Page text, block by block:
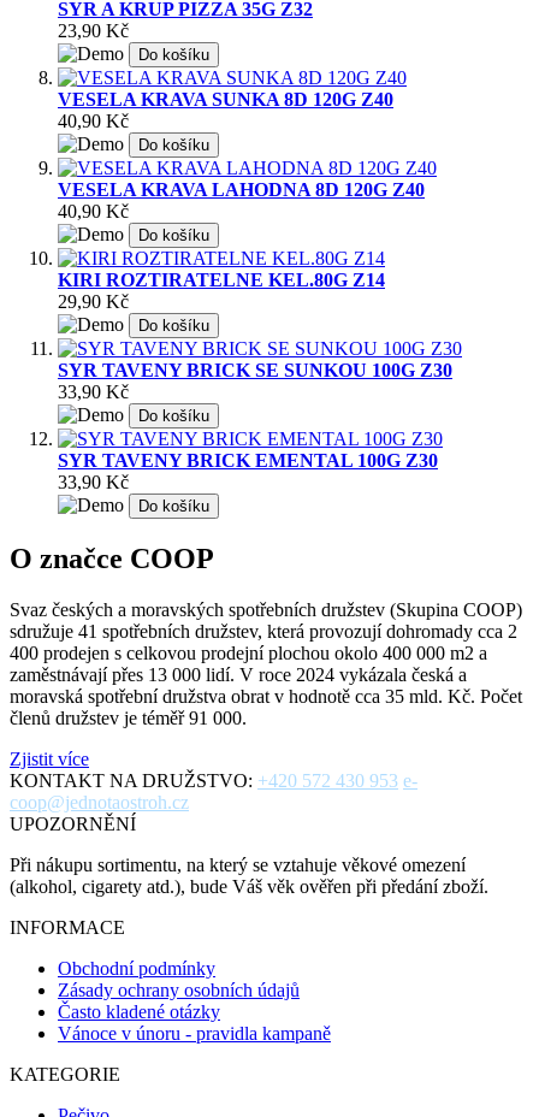
SYR A KRUP PIZZA 35G Z32
23,90 Kč
Do košíku
VESELA KRAVA SUNKA 8D 120G Z40
40,90 Kč
Do košíku
VESELA KRAVA LAHODNA 8D 120G Z40
40,90 Kč
Do košíku
KIRI ROZTIRATELNE KEL.80G Z14
29,90 Kč
Do košíku
SYR TAVENY BRICK SE SUNKOU 100G Z30
33,90 Kč
Do košíku
SYR TAVENY BRICK EMENTAL 100G Z30
33,90 Kč
Do košíku
O značce COOP
Svaz českých a moravských spotřebních družstev (Skupina COOP)
sdružuje 41 spotřebních družstev, která provozují dohromady cca 2
400 prodejen s celkovou prodejní plochou okolo 400 000 m2 a
zaměstnávají přes 13 000 lidí. V roce 2024 vykázala česká a
moravská spotřební družstva obrat v hodnotě cca 35 mld. Kč. Počet
členů družstev je téměř 91 000.
Zjistit více
KONTAKT NA DRUŽSTVO: +420 572 430 953 e-
coop@jednotaostroh.cz
UPOZORNĚNÍ
Při nákupu sortimentu, na který se vztahuje věkové omezení
(alkohol, cigarety atd.), bude Váš věk ověřen při předání zboží.
INFORMACE
Obchodní podmínky
Zásady ochrany osobních údajů
Často kladené otázky
Vánoce v únoru - pravidla kampaně
KATEGORIE